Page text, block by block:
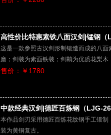
高性价比特惠素铁八面汉剑|锰钢（
这是一款参照古汉剑形制锻造而成的八
磨；剑装为素面铁装；剑鞘为优质花梨
售价：￥1780
中款经典汉剑|德匠百炼钢（LJG-
本作品剑刃采用德匠百炼花纹钢手工锻
装为黄铜复古。